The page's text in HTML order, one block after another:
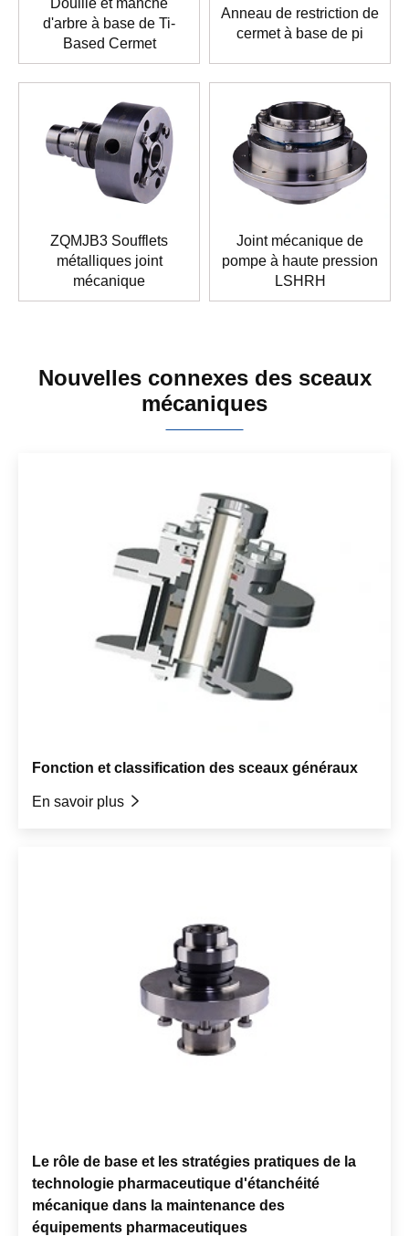
d'arbre à base de Ti-
Based Cermet
Anneau de restriction de
cermet à base de pi
ZQMJB3 Soufflets
métalliques joint
mécanique
Joint mécanique de
pompe à haute pression
LSHRH
Nouvelles connexes des sceaux
mécaniques
Fonction et classification des sceaux généraux
En savoir plus 
Le rôle de base et les stratégies pratiques de la
technologie pharmaceutique d'étanchéité
mécanique dans la maintenance des
équipements pharmaceutiques